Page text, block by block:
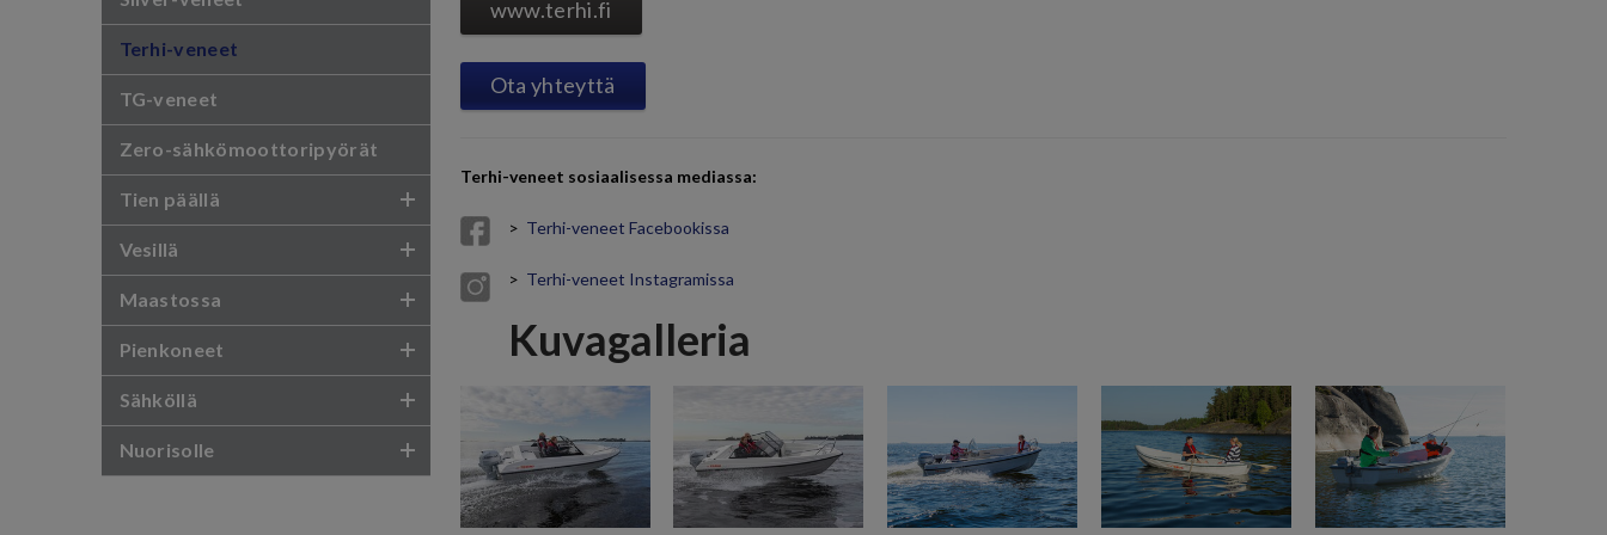
www.terhi.fi
Ota yhteyttä
Terhi-veneet sosiaalisessa mediassa:
> Terhi-veneet Facebookissa
> Terhi-veneet Instagramissa
Kuvagalleria
Terhi-veneet
TG-veneet
Zero-sähkömoottoripyörät
Tien päällä
Vesillä
Maastossa
Pienkoneet
Sähköllä
Nuorisolle